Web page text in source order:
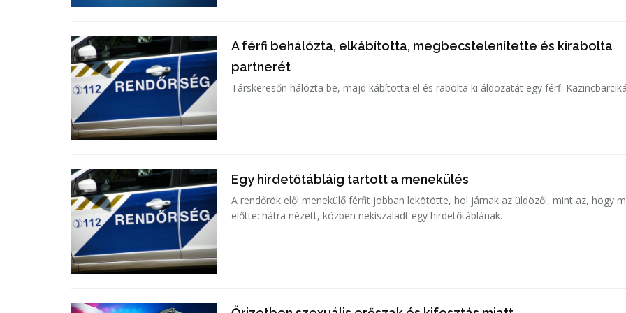
A férfi behálózta, elkábította, megbecstelenítette és kirabolta
partnerét
Társkeresőn hálózta be, majd kábította el és rabolta ki áldozatát egy férfi
Egy hirdetőtábláig tartott a menekülés
A rendőrök elől menekülő férfit jobban lekötötte, hol járnak az üldözői, mint az, hogy
előtte: hátra nézett, közben nekiszaladt egy hirdetőtáblának.